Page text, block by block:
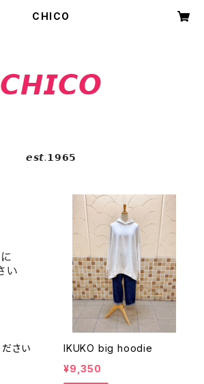
CHICO
𝘾𝙃𝙄𝘾𝙊
𝙚𝙨𝙩.𝟭𝟵𝟲𝟱
さい
IKUKO big hoodie
¥9,350